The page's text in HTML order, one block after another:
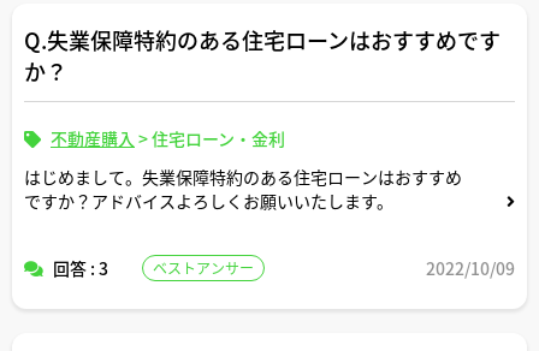
Q.失業保障特約のある住宅ローンはおすすめです
か？
不動産購入 >住宅ローン・金利
はじめまして。失業保障特約のある住宅ローンはおすすめ
ですか？アドバイスよろしくお願いいたします。
回答 : 3 ベストアンサー 2022/10/09